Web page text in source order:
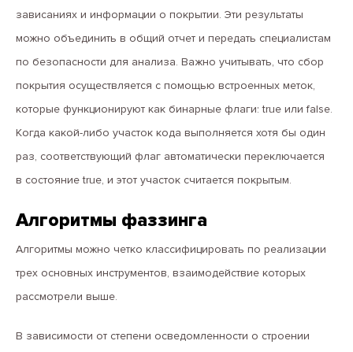
зависаниях и информации о покрытии. Эти результаты
можно объединить в общий отчет и передать специалистам
по безопасности для анализа. Важно учитывать, что сбор
покрытия осуществляется с помощью встроенных меток,
которые функционируют как бинарные флаги: true или false.
Когда какой-либо участок кода выполняется хотя бы один
раз, соответствующий флаг автоматически переключается
в состояние true, и этот участок считается покрытым.
Алгоритмы фаззинга
Алгоритмы можно четко классифицировать по реализации
трех основных инструментов, взаимодействие которых
рассмотрели выше.
В зависимости от степени осведомленности о строении